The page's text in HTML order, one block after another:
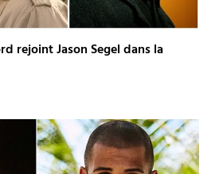
rejoint Jason Segel dans la